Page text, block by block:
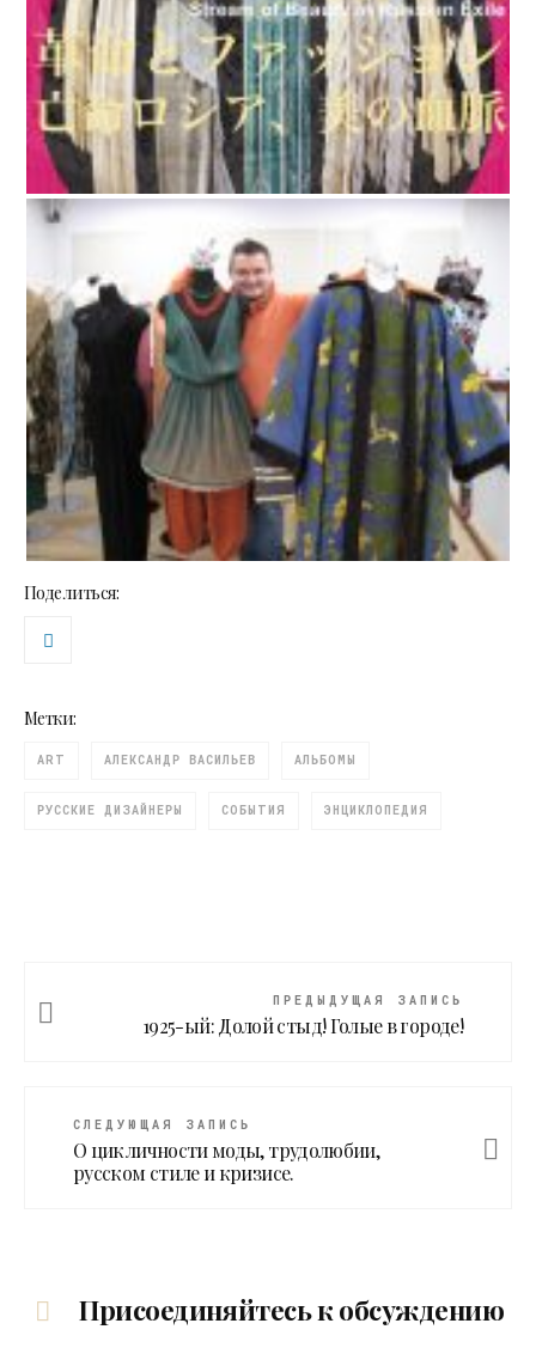
Поделиться:
Метки:
ART АЛЕКСАНДР ВАСИЛЬЕВ АЛЬБОМЫ
РУССКИЕ ДИЗАЙНЕРЫ СОБЫТИЯ ЭНЦИКЛОПЕДИЯ
ПРЕДЫДУЩАЯ ЗАПИСЬ
1925-ый: Долой стыд! Голые в городе!
СЛЕДУЮЩАЯ ЗАПИСЬ
О цикличности моды, трудолюбии,
русском стиле и кризисе.
Присоединяйтесь к обсуждению